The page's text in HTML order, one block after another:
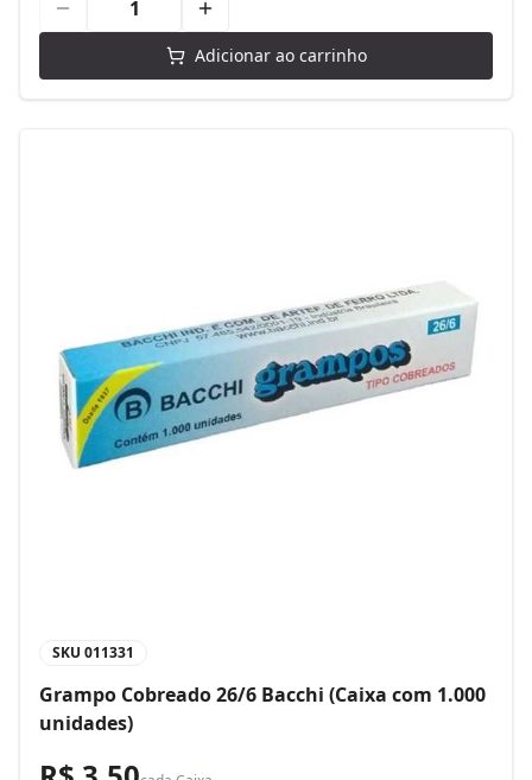
Adicionar ao carrinho
SKU 011331
Grampo Cobreado 26/6 Bacchi (Caixa com 1.000
unidades)